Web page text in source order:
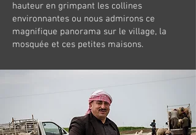
hauteur en grimpant les collines
environnantes ou nous admirons ce
magnifique panorama sur le village, la
mosquée et ces petites maisons.